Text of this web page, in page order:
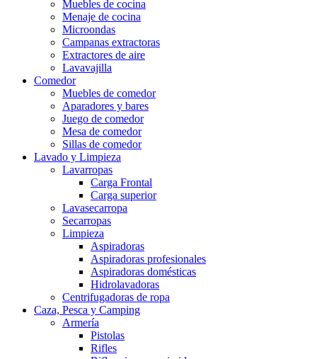
Muebles de cocina
Menaje de cocina
Microondas
Campanas extractoras
Extractores de aire
Lavavajilla
Comedor
Muebles de comedor
Aparadores y bares
Juego de comedor
Mesa de comedor
Sillas de comedor
Lavado y Limpieza
Lavarropas
Carga Frontal
Carga superior
Lavasecarropa
Secarropas
Limpieza
Aspiradoras
Aspiradoras profesionales
Aspiradoras domésticas
Hidrolavadoras
Centrifugadoras de ropa
Caza, Pesca y Camping
Armería
Pistolas
Rifles